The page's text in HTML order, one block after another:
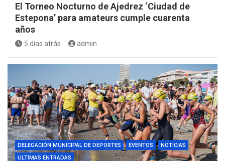
El Torneo Nocturno de Ajedrez ‘Ciudad de
Estepona’ para amateurs cumple cuarenta
años
5 días atrás admin
DELEGACIÓN MUNICIPAL DE DEPORTES EVENTOS
NOTICIAS
ULTIMAS ENTRADAS